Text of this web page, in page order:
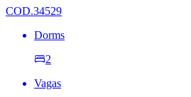
COD.34529
Dorms
2
Vagas